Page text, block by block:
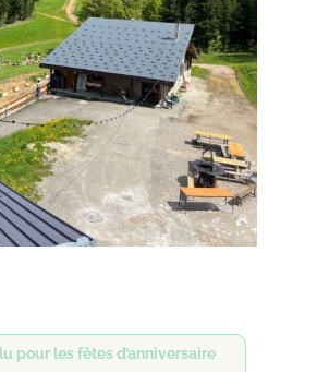
pour les fêtes d’anniversaire